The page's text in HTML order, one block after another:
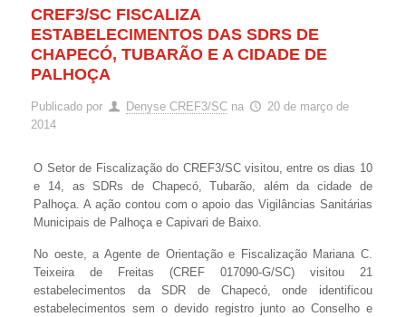
CREF3/SC FISCALIZA
ESTABELECIMENTOS DAS SDRS DE
CHAPECÓ, TUBARÃO E A CIDADE DE
PALHOÇA
Publicado por Denyse CREF3/SC na
20 de março de
2014
O Setor de Fiscalização do CREF3/SC visitou, entre os dias 10
e 14, as SDRs de Chapecó, Tubarão, além da cidade de
Palhoça. A ação contou com o apoio das Vigilâncias Sanitárias
Municipais de Palhoça e Capivari de Baixo.
No oeste, a Agente de Orientação e Fiscalização Mariana C.
Teixeira de Freitas (CREF 017090-G/SC) visitou 21
estabelecimentos da SDR de Chapecó, onde identificou
estabelecimentos sem o devido registro junto ao Conselho e